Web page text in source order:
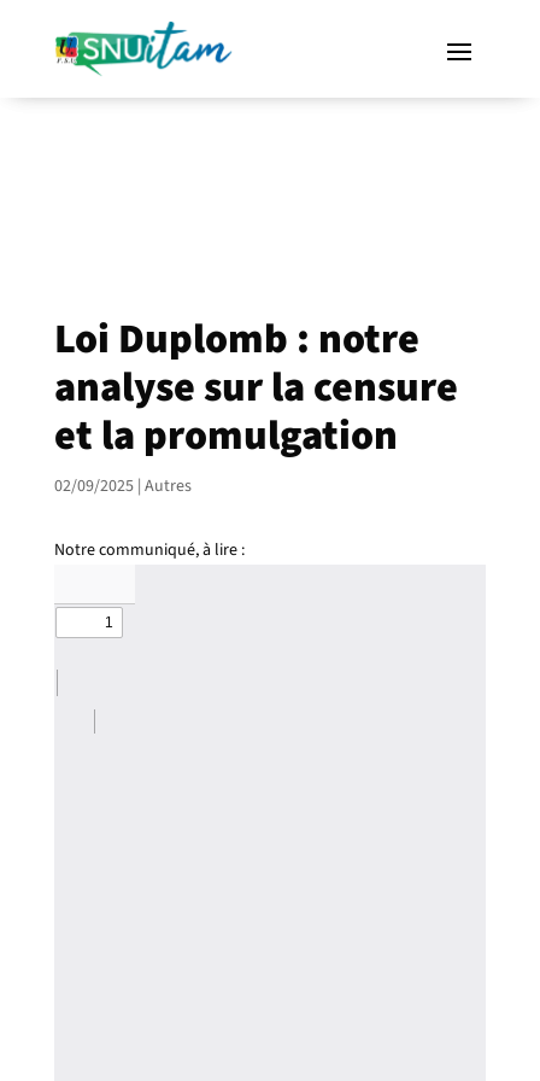
Loi Duplomb : notre
analyse sur la censure
et la promulgation
02/09/2025| Autres
Notre communiqué, à lire :